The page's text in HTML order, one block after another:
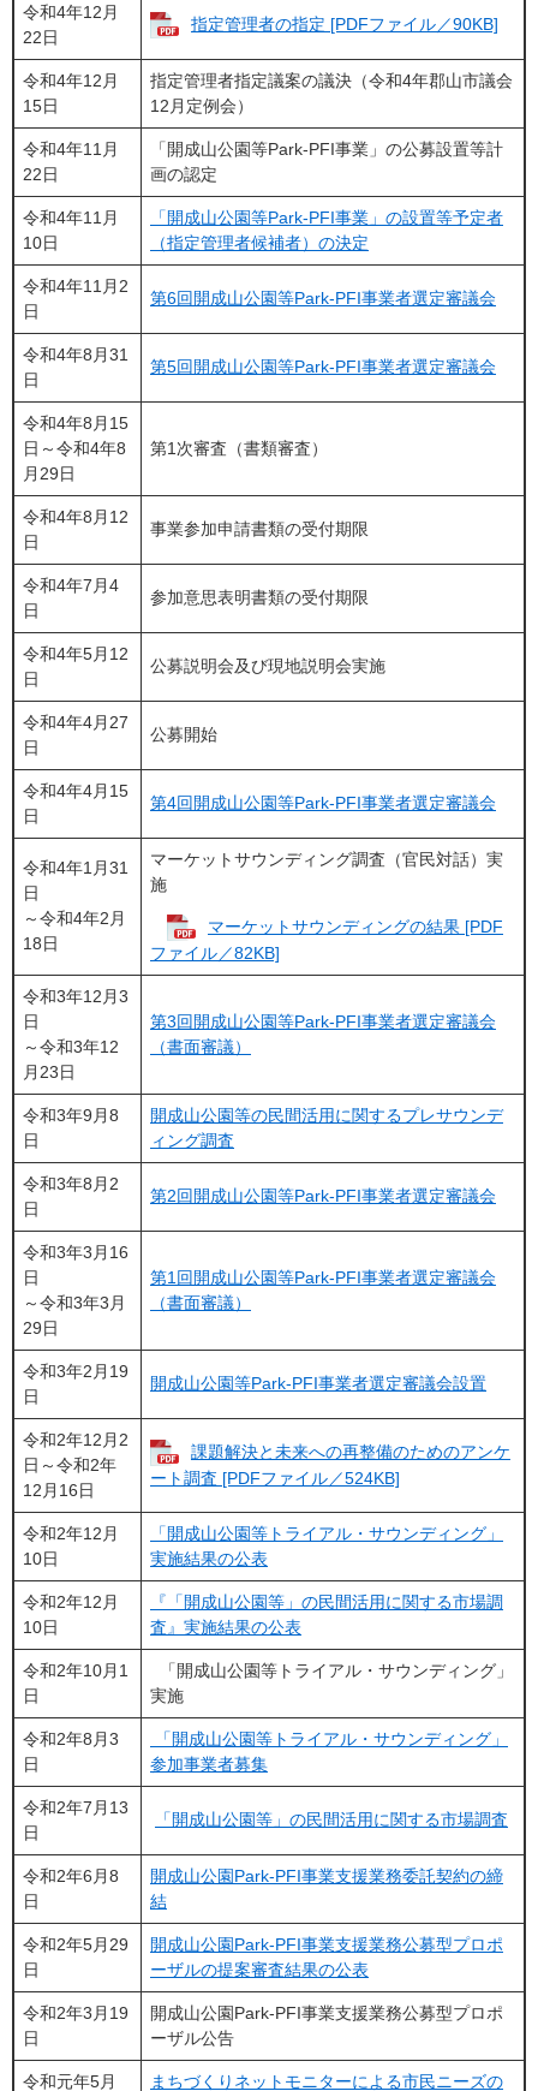
令和4年12月
22日
指定管理者の指定 [PDFファイル／90KB]
令和4年12月
15日
指定管理者指定議案の議決（令和4年郡山市議会
12月定例会）
令和4年11月
22日
「開成山公園等Park-PFI事業」の公募設置等計
画の認定
令和4年11月
10日
「開成山公園等Park-PFI事業」の設置等予定者
（指定管理者候補者）の決定​
令和4年11月2
日
第6回開成山公園等Park-PFI事業者選定審議会
令和4年8月31
日
第5回開成山公園等Park-PFI事業者選定審議会
令和4年8月15
日～令和4年8
月29日
第1次審査（書類審査）
令和4年8月12
日
事業参加申請書類の受付期限
令和4年7月4
日
参加意思表明書類の受付期限
令和4年5月12
日
公募説明会及び現地説明会実施
令和4年4月27
日
公募開始
令和4年4月15
日
第4回開成山公園等Park-PFI事業者選定審議会
令和4年1月31
日
～令和4年2月
18日
マーケットサウンディング調査（官民対話）実
施
マーケットサウンディングの結果 [PDF
ファイル／82KB]
令和3年12月3
日
～令和3年12
月23日
第3回開成山公園等Park-PFI事業者選定審議会
（書面審議）
令和3年9月8
日
開成山公園等の民間活用に関するプレサウンデ
ィング調査
令和3年8月2
日
第2回開成山公園等Park-PFI事業者選定審議会
令和3年3月16
日
～令和3年3月
29日
第1回開成山公園等Park-PFI事業者選定審議会
（書面審議）
令和3年2月19
日
開成山公園等Park-PFI事業者選定審議会設置
令和2年12月2
日～令和2年
12月16日
課題解決と未来への再整備のためのアンケ
ート調査 [PDFファイル／524KB]
令和2年12月
10日
「開成山公園等トライアル・サウンディング」
実施結果の公表
令和2年12月
10日
『「開成山公園等」の民間活用に関する市場調
査』実施結果の公表
令和2年10月1
日
「開成山公園等トライアル・サウンディング」
実施
令和2年8月3
日
「開成山公園等トライアル・サウンディング」
参加事業者募集
令和2年7月13
日
「開成山公園等」の民間活用に関する市場調査
令和2年6月8
日
開成山公園Park-PFI事業支援業務委託契約の締
結
令和2年5月29
日
開成山公園Park-PFI事業支援業務公募型プロポ
ーザルの提案審査結果の公表
令和2年3月19
日
開成山公園Park-PFI事業支援業務公募型プロポ
ーザル公告
令和元年5月 まちづくりネットモニターによる市民ニーズの